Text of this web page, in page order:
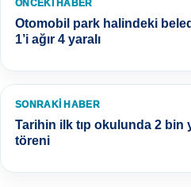
ÖNCEKI HABER
Otomobil park halindeki
1’i ağır 4 yaralı
SONRAKI HABER
Tarihin ilk tıp okulunda 2 bin
töreni